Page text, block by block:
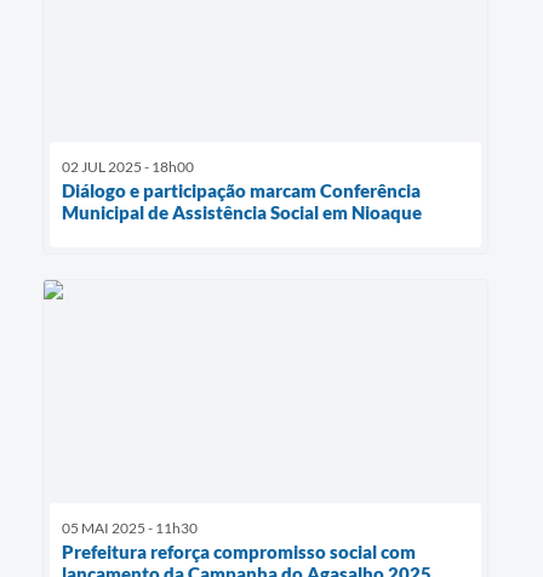
02 JUL 2025 - 18h00
Diálogo e participação marcam Conferência
Municipal de Assistência Social em Nioaque
05 MAI 2025 - 11h30
Prefeitura reforça compromisso social com